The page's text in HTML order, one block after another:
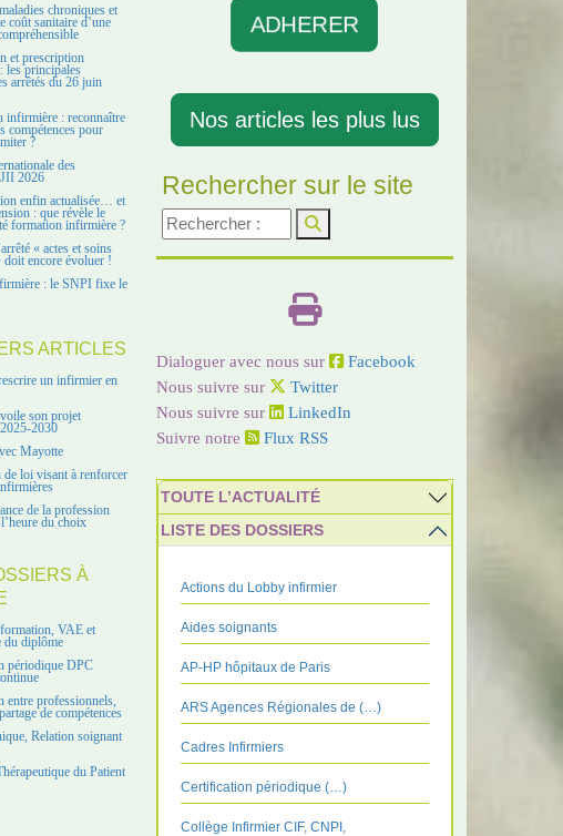
chroniques et
coût sanitaire d’une
et prescription
les principales
arrêtés du 26 juin
infirmière : reconnaître
compétences pour
?
des
2026
enfin actualisée… et
: que révèle le
formation infirmière ?
« actes et soins
encore évoluer !
: le SNPI fixe le
ARTICLES
un infirmier en
son projet
2030
Mayotte
loi visant à renforcer
de la profession
du choix
À
VAE et
du diplôme
périodique DPC
entre professionnels,
de compétences
Relation soignant
du Patient
ADHERER
Nos articles les plus lus
Rechercher sur le site
Dialoguer avec nous sur
Facebook
Nous suivre sur
Twitter
Nous suivre sur
LinkedIn
Suivre notre
Flux RSS
TOUTE L’ACTUALITÉ
LISTE DES DOSSIERS
Actions du Lobby infirmier
Aides soignants
AP-HP hôpitaux de Paris
ARS Agences Régionales de (…)
Cadres Infirmiers
Certification périodique (…)
Collège Infirmier CIF, CNPI,